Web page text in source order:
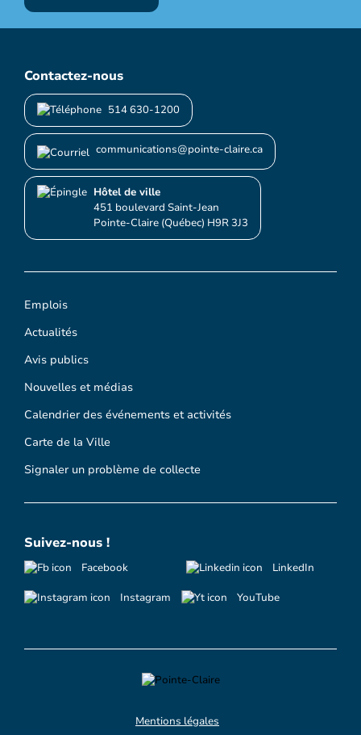
Emplois
Actualités
Avis publics
Nouvelles et médias
Calendrier des événements et activités
Carte de la Ville
Signaler un problème de collecte
Contactez-nous
514 630-1200
communications@pointe-claire.ca
Hôtel de ville
451 boulevard Saint-Jean
Pointe-Claire (Québec) H9R 3J3
Suivez-nous !
Facebook
Instagram
LinkedIn
YouTube
Mentions légales